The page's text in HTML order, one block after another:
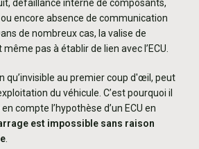
défaillance interne de composants,
encore absence de communication
de nombreux cas, la valise de
pas à établir de lien avec l’ECU.
qu’invisible au premier coup d'œil, peut
du véhicule. C’est pourquoi il
compte l’hypothèse d’un ECU en
est impossible sans raison